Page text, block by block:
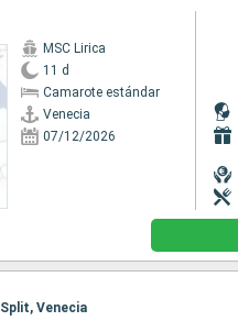
MSC Lirica
11 d
Camarote estándar
Venecia
07/12/2026
Venecia